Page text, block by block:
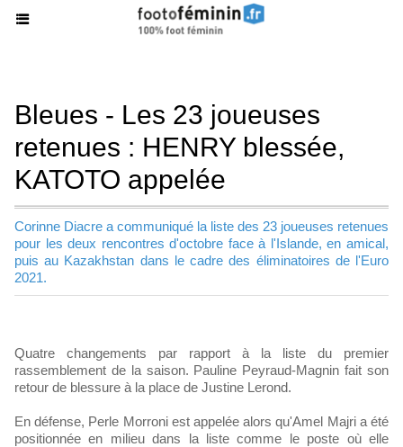
Bleues - Les 23 joueuses
retenues : HENRY blessée,
KATOTO appelée
Corinne Diacre a communiqué la liste des 23 joueuses retenues
pour les deux rencontres d'octobre face à l'Islande, en amical,
puis au Kazakhstan dans le cadre des éliminatoires de l'Euro
2021.
Quatre changements par rapport à la liste du premier
rassemblement de la saison. Pauline Peyraud-Magnin fait son
retour de blessure à la place de Justine Lerond.
En défense, Perle Morroni est appelée alors qu'Amel Majri a été
positionnée en milieu dans la liste comme le poste où elle